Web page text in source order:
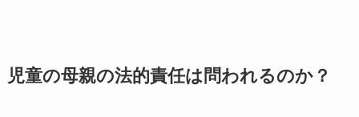
児童の母親の法的責任は問われるのか？